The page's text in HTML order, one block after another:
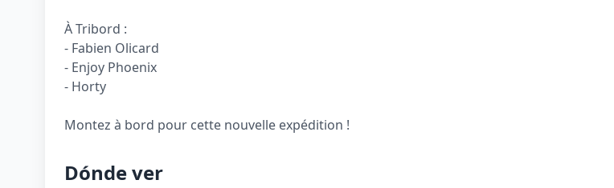
À Tribord :
- Fabien Olicard
- Enjoy Phoenix
- Horty
Dónde ver